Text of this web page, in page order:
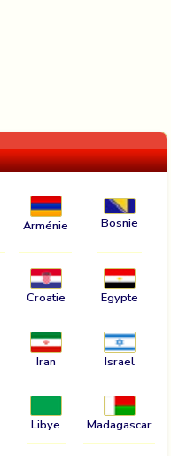
Arménie Bosnie
Croatie Egypte
Iran Israel
Libye Madagascar